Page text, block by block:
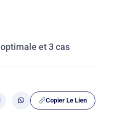
et 3 cas
Copier Le Lien